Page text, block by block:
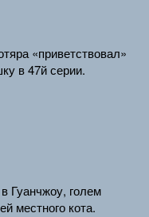
«приветствовал»
в 47й серии.
Гуанчжоу, голем
местного кота.